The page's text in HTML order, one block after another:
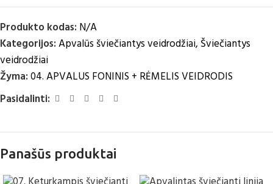
Produkto kodas: N/A
Kategorijos:Apvalūs šviečiantys veidrodžiai, Šviečiantys
veidrodžiai
Žyma:04. APVALUS FONINIS + RĖMELIS VEIDRODIS
Pasidalinti:
Panašūs produktai